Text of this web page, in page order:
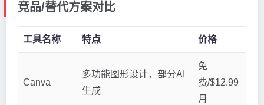
竞品/替代方案对比
工具名称 特点 价格
Canva
多功能图形设计，部分AI
生成
免
费/$12.99
月